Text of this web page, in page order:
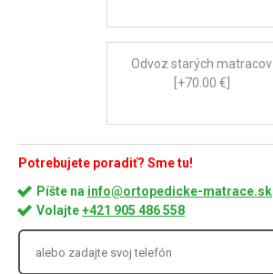
Odvoz starých matracov
[+70.00 €]
Potrebujete poradiť? Sme tu!
Píšte na info@ortopedicke-matrace.sk
Volajte+421 905 486 558